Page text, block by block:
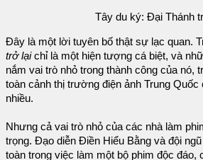
Tây du ký: Đại Thánh
Đây là một lời tuyên bố thật sự lạc quan.
trở lạichỉ là một hiện tượng cá biệt, và
nắm vai trò nhỏ trong thành công của nó,
toàn cảnh thị trường điện ảnh Trung
nhiều.
Nhưng cả vai trò nhỏ của các nhà làm
trọng. Đạo diễn Điền Hiểu Bằng và đội
toàn trong việc làm một bộ phim độc đáo,